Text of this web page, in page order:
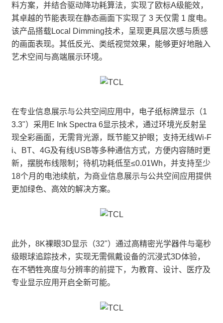
料方案，并结合驱动降功耗算法，实现了欧标A级能效，
其卓越的节能表现在静态画面下实现了 3 天仅需 1 度电。
该产品搭载Local Dimming技术，呈现更具层次感与质感
的画面表现。其低反光、类纸视觉效果，能够更好地融入
艺术空间与高端展示环境。
在专业信息展示与公共空间应用中，电子纸标牌显示（1
3.3"）采用E Ink Spectra 6显示技术，通过环境光反射呈
现全彩画面，无需背光源，既节能又护眼；支持无线Wi-F
i、BT、4G及有线USB等多种通信方式，方便内容随时更
新，摆脱布线限制；待机功耗低至≤0.01Wh，并支持至少
18个月的电池续航，为商业信息展示与公共空间应用提供
更加绿色、高效的解决方案。
此外，8K裸眼3D显示（32"）通过高精密光学器件与毫秒
级眼球追踪技术，实现无需佩戴设备的沉浸式3D体验，
在不牺牲亮度与分辨率的前提下，为教育、设计、医疗及
专业显示应用开启全新可能。